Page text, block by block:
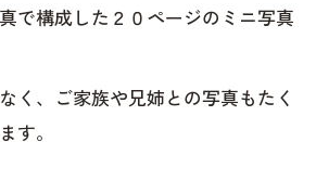
で構成した２０ページのミニ写真
く、ご家族や兄姉との写真もたく
す。